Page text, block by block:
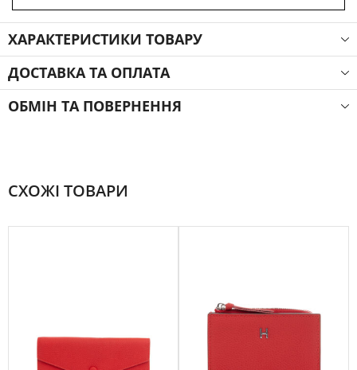
ХАРАКТЕРИСТИКИ ТОВАРУ
ДОСТАВКА ТА ОПЛАТА
ОБМІН ТА ПОВЕРНЕННЯ
СХОЖІ ТОВАРИ